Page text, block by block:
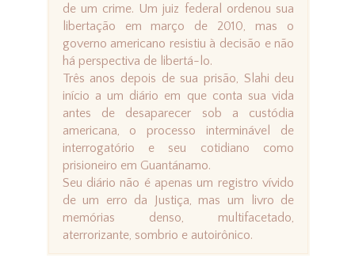
de um crime. Um juiz federal ordenou sua
libertação em março de 2010, mas o
governo americano resistiu à decisão e não
há perspectiva de libertá-lo.
Três anos depois de sua prisão, Slahi deu
início a um diário em que conta sua vida
antes de desaparecer sob a custódia
americana, o processo interminável de
interrogatório e seu cotidiano como
prisioneiro em Guantánamo.
Seu diário não é apenas um registro vívido
de um erro da Justiça, mas um livro de
memórias denso, multifacetado,
aterrorizante, sombrio e autoirônico.